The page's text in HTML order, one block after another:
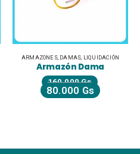
ARMAZONES, DAMAS LIQUIDACIÓN
Armazón Dama
160.000Gs
80.000 Gs